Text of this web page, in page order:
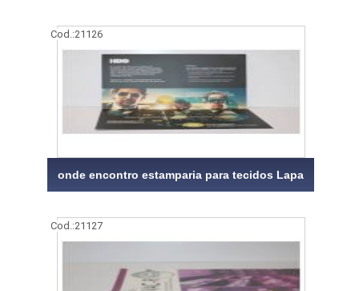
Cod.:21126
onde encontro estamparia para tecidos Lapa
Cod.:21127